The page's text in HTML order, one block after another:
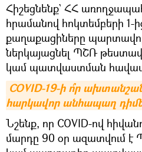
Հիշեցնենք` ՀՀ
հրամանով հոկտեմբերի 1-
քաղաքացիները
ներկայացնել ՊՇՌ
կամ պատվաստման
COVID-19-ի ո՞ր
հարկավոր անհապաղ
Նշենք, որ COVID-ով
մարդը 90 օր ազատվում է